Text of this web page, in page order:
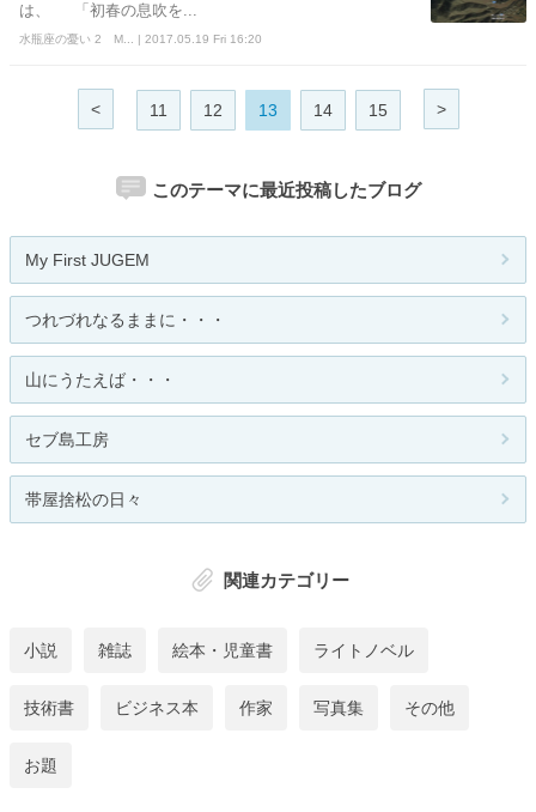
は、 「初春の息吹を...
水瓶座の憂い 2 M... | 2017.05.19 Fri 16:20
< 11 12 13 14 15 >
このテーマに最近投稿したブログ
My First JUGEM
つれづれなるままに・・・
山にうたえば・・・
セブ島工房
帯屋捨松の日々
関連カテゴリー
小説 雑誌 絵本・児童書 ライトノベル
技術書 ビジネス本 作家 写真集 その他
お題